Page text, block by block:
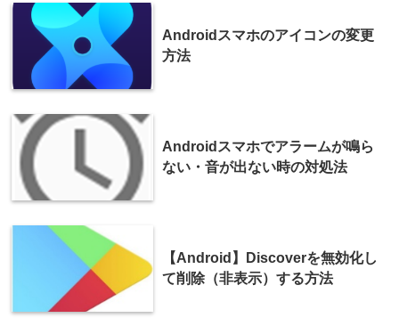
Androidスマホのアイコンの変更
方法
Androidスマホでアラームが鳴ら
ない・音が出ない時の対処法
【Android】Discoverを無効化し
て削除（非表示）する方法